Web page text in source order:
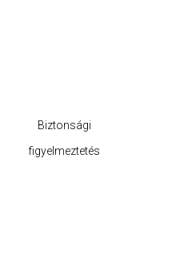
Biztonsági
figyelmeztetés